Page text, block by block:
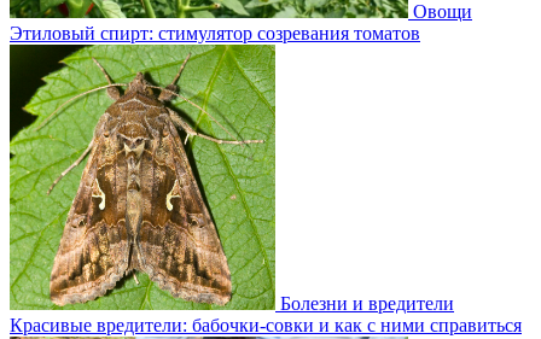
Овощи
Этиловый спирт: стимулятор созревания томатов
Болезни и вредители
Красивые вредители: бабочки-совки и как с ними справиться